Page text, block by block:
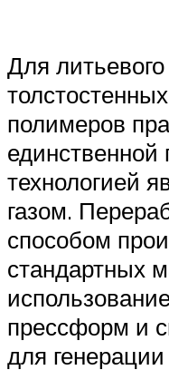
Для
полимеров
технологией
газом.
способом
стандартных
прессформ и
для генерации